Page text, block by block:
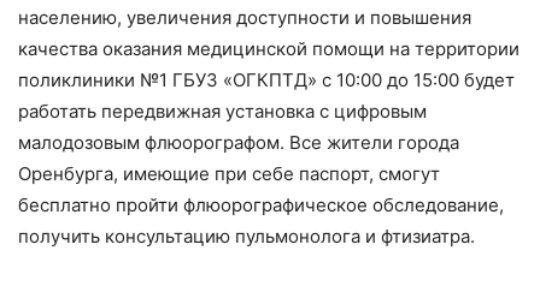
населению, увеличения доступности и повышения
качества оказания медицинской помощи на территории
поликлиники №1 ГБУЗ «ОГКПТД» с 10:00 до 15:00 будет
работать передвижная установка с цифровым
малодозовым флюорографом. Все жители города
Оренбурга, имеющие при себе паспорт, смогут
бесплатно пройти флюорографическое обследование,
получить консультацию пульмонолога и фтизиатра.